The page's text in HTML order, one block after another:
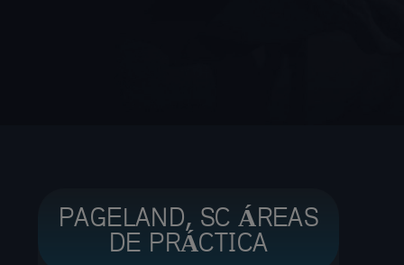
PAGELAND, SC ÁREAS
DE PRÁCTICA